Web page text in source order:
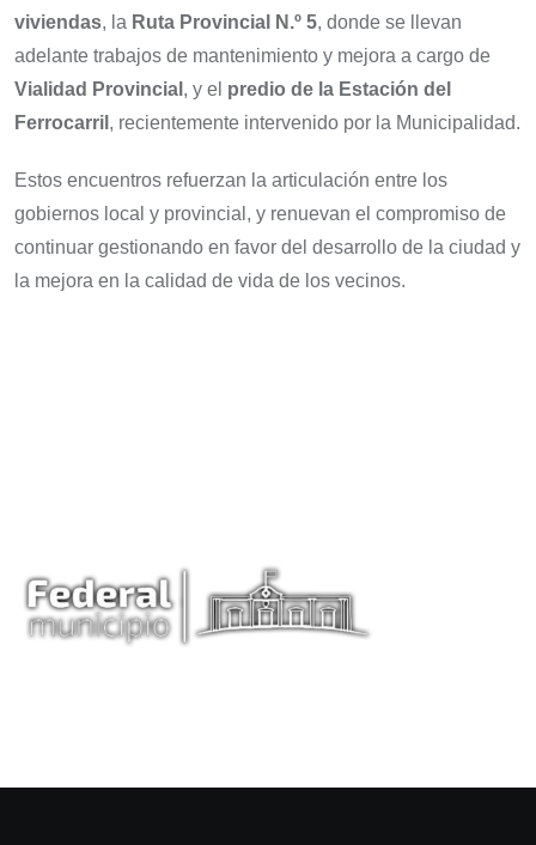
viviendas, la Ruta Provincial N.º 5, donde se llevan
adelante trabajos de mantenimiento y mejora a cargo de
Vialidad Provincial , y el predio de la Estación del
Ferrocarril , recientemente intervenido por la Municipalidad.
Estos encuentros refuerzan la articulación entre los
gobiernos local y provincial, y renuevan el compromiso de
continuar gestionando en favor del desarrollo de la ciudad y
la mejora en la calidad de vida de los vecinos.